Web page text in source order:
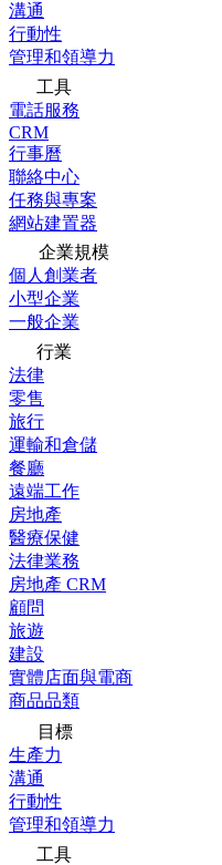
溝通
行動性
管理和領導力
工具
電話服務
CRM
行事曆
聯絡中心
任務與專案
網站建置器
企業規模
個人創業者
小型企業
一般企業
行業
法律
零售
旅行
運輸和倉儲
餐廳
遠端工作
房地產
醫療保健
法律業務
房地產 CRM
顧問
旅遊
建設
實體店面與電商
商品品類
目標
生產力
溝通
行動性
管理和領導力
工具